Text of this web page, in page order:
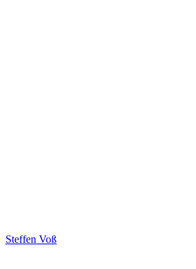
Steffen Voß